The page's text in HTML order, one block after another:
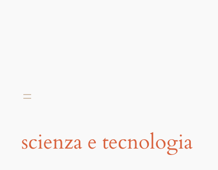
scienza e tecnologia